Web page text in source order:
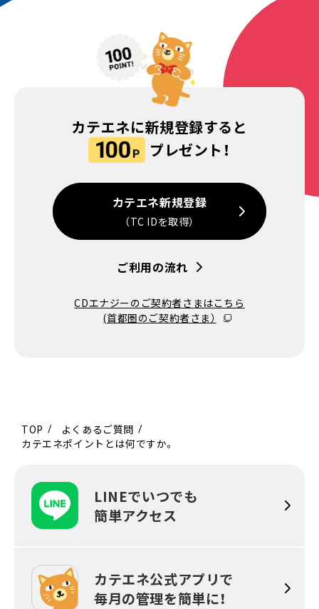
カテエネに新規登録すると
プレゼント！
カテエネ新規登録
（TC IDを取得）
ご利用の流れ
CDエナジーのご契約者さまはこちら
(首都圏のご契約者さま）
TOP
よくあるご質問
カテエネポイントとは何ですか。
LINEでいつでも
簡単アクセス
カテエネ公式アプリで
毎月の管理を簡単に！